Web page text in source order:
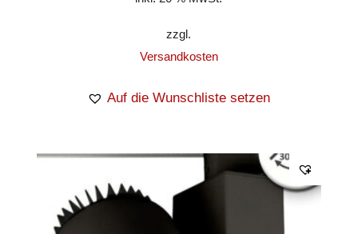
zzgl.
Versandkosten
Auf die Wunschliste setzen